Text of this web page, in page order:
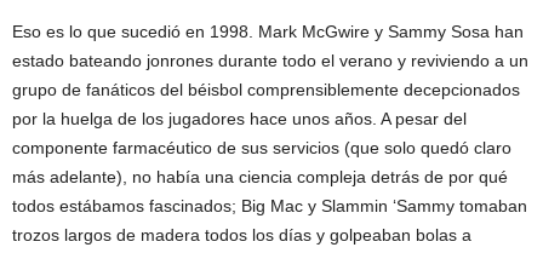
Eso es lo que sucedió en 1998. Mark McGwire y Sammy Sosa han
estado bateando jonrones durante todo el verano y reviviendo a un
grupo de fanáticos del béisbol comprensiblemente decepcionados
por la huelga de los jugadores hace unos años. A pesar del
componente farmacéutico de sus servicios (que solo quedó claro
más adelante), no había una ciencia compleja detrás de por qué
todos estábamos fascinados; Big Mac y Slammin ‘Sammy tomaban
trozos largos de madera todos los días y golpeaban bolas a